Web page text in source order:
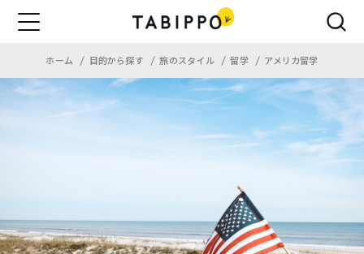
ホーム 目的から探す 旅のスタイル 留学 アメリカ留学